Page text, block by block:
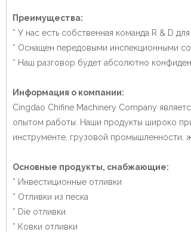
Преимущества:
* У нас есть собственная команда R & D
* Оснащен передовыми инспекционными
* Наш разговор будет абсолютно
Информация о компании:
Cingdao Chifine Machinery Company
опытом работы. Наши продукты широко
инструменте, грузовой промышленности,
Основные продукты, снабжающие:
* Инвестиционные отливки
* Отливки из песка
* Die отливки
* Ковки отливки